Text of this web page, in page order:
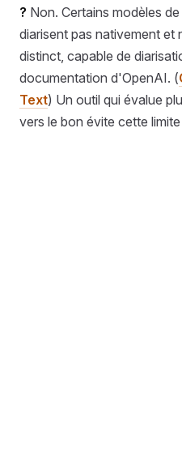
? Non. Certains modèles
diarisent pas nativement et
distinct, capable de
documentation d'OpenAI. (
Text) Un outil qui évalue
vers le bon évite cette